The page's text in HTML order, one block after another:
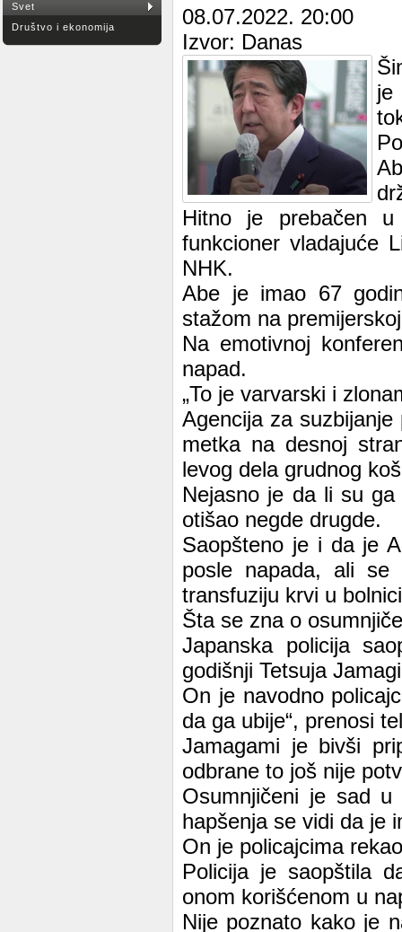
Svet
Društvo i ekonomija
08.07.2022. 20:00
Izvor: Danas
je
Hitno je prebačen
funkcioner vladajuće
NHK.
Abe je imao 67
stažom na
Na emotivnoj
napad.
„To je varvarski i
Agencija za
metka na desnoj
levog dela grudnog
Nejasno je da li su
otišao negde drugde.
Saopšteno je i da je
posle napada, ali se
transfuziju krvi u
Šta se zna o
Japanska policija
godišnji Tetsuja
On je navodno
da ga ubije“, prenosi
Jamagami je bivši
odbrane to još nije
Osumnjičeni je sad u
hapšenja se vidi da je
On je policajcima
Policija je saopštila
onom korišćenom u
Nije poznato kako je